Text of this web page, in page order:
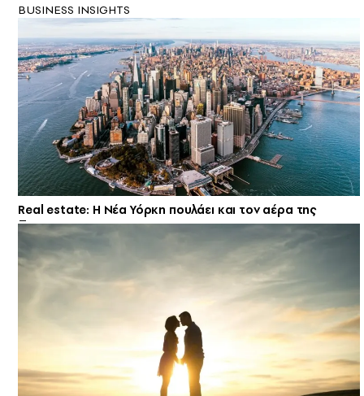
BUSINESS INSIGHTS
Real estate: H Νέα Υόρκη πουλάει και τον αέρα της